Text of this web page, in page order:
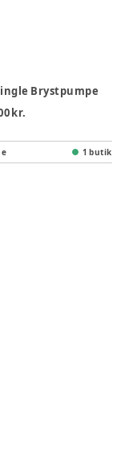
Brystpumpe
kr.
1 butik